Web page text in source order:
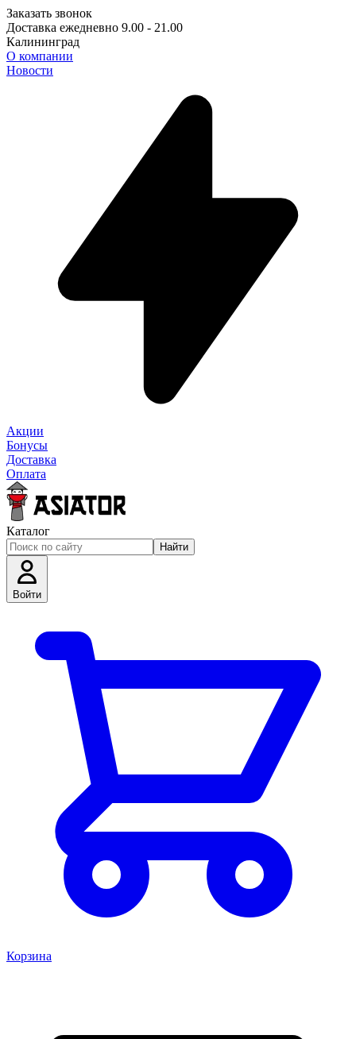
Заказать звонок
Доставка ежедневно 9.00 - 21.00
Калининград
О компании
Новости
Акции
Бонусы
Доставка
Оплата
Каталог
Найти
Войти
Корзина